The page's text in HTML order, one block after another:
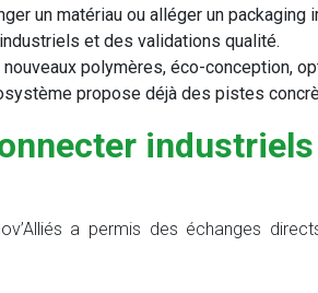
un matériau ou alléger un packaging
et des validations qualité.
nouveaux polymères, éco-conception,
propose déjà des pistes
a permis des échanges